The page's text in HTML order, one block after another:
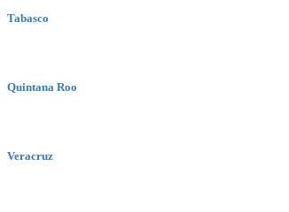
Tabasco
Quintana Roo
Veracruz